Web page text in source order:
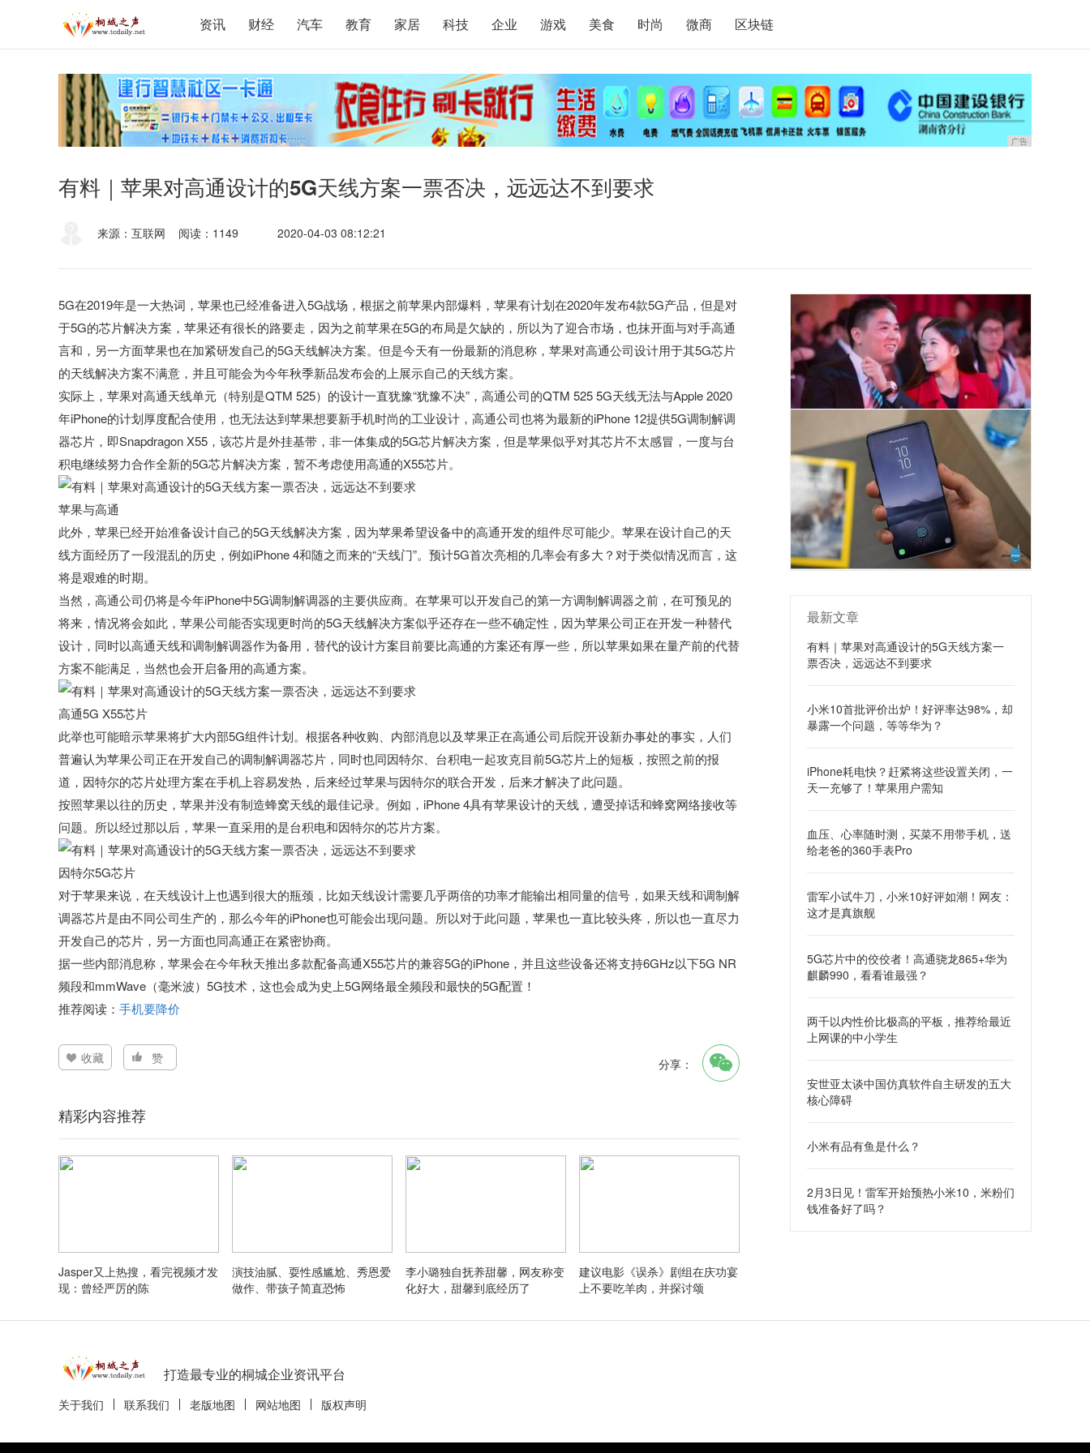
资讯 财经 汽车 教育 家居 科技 企业 游戏 美食 时尚 微商 区块链
广告
有料｜苹果对高通设计的5G天线方案一票否决，远远达不到要求
来源：互联网 阅读：1149 2020-04-03 08:12:21
5G在2019年是一大热词，苹果也已经准备进入5G战场，根据之前苹果内部爆料，苹果有计划在2020年发布4款5G产品，但是对
于5G的芯片解决方案，苹果还有很长的路要走，因为之前苹果在5G的布局是欠缺的，所以为了迎合市场，也抹开面与对手高通
言和，另一方面苹果也在加紧研发自己的5G天线解决方案。但是今天有一份最新的消息称，苹果对高通公司设计用于其5G芯片
的天线解决方案不满意，并且可能会为今年秋季新品发布会的上展示自己的天线方案。
实际上，苹果对高通天线单元（特别是QTM 525）的设计一直犹豫“犹豫不决”，高通公司的QTM 525 5G天线无法与Apple 2020
年iPhone的计划厚度配合使用，也无法达到苹果想要新手机时尚的工业设计，高通公司也将为最新的iPhone 12提供5G调制解调
器芯片，即Snapdragon X55，该芯片是外挂基带，非一体集成的5G芯片解决方案，但是苹果似乎对其芯片不太感冒，一度与台
积电继续努力合作全新的5G芯片解决方案，暂不考虑使用高通的X55芯片。
苹果与高通
此外，苹果已经开始准备设计自己的5G天线解决方案，因为苹果希望设备中的高通开发的组件尽可能少。苹果在设计自己的天
线方面经历了一段混乱的历史，例如iPhone 4和随之而来的“天线门”。预计5G首次亮相的几率会有多大？对于类似情况而言，这
将是艰难的时期。
当然，高通公司仍将是今年iPhone中5G调制解调器的主要供应商。在苹果可以开发自己的第一方调制解调器之前，在可预见的
将来，情况将会如此，苹果公司能否实现更时尚的5G天线解决方案似乎还存在一些不确定性，因为苹果公司正在开发一种替代
设计，同时以高通天线和调制解调器作为备用，替代的设计方案目前要比高通的方案还有厚一些，所以苹果如果在量产前的代替
方案不能满足，当然也会开启备用的高通方案。
高通5G X55芯片
此举也可能暗示苹果将扩大内部5G组件计划。根据各种收购、内部消息以及苹果正在高通公司后院开设新办事处的事实，人们
普遍认为苹果公司正在开发自己的调制解调器芯片，同时也同因特尔、台积电一起攻克目前5G芯片上的短板，按照之前的报
道，因特尔的芯片处理方案在手机上容易发热，后来经过苹果与因特尔的联合开发，后来才解决了此问题。
按照苹果以往的历史，苹果并没有制造蜂窝天线的最佳记录。例如，iPhone 4具有苹果设计的天线，遭受掉话和蜂窝网络接收等
问题。所以经过那以后，苹果一直采用的是台积电和因特尔的芯片方案。
因特尔5G芯片
对于苹果来说，在天线设计上也遇到很大的瓶颈，比如天线设计需要几乎两倍的功率才能输出相同量的信号，如果天线和调制解
调器芯片是由不同公司生产的，那么今年的iPhone也可能会出现问题。所以对于此问题，苹果也一直比较头疼，所以也一直尽力
开发自己的芯片，另一方面也同高通正在紧密协商。
据一些内部消息称，苹果会在今年秋天推出多款配备高通X55芯片的兼容5G的iPhone，并且这些设备还将支持6GHz以下5G NR
频段和mmWave（毫米波）5G技术，这也会成为史上5G网络最全频段和最快的5G配置！
推荐阅读： 手机要降价
收藏 赞 分享：
精彩内容推荐
Jasper又上热搜，看完视频才发
现：曾经严厉的陈
演技油腻、耍性感尴尬、秀恩爱
做作、带孩子简直恐怖
李小璐独自抚养甜馨，网友称变
化好大，甜馨到底经历了
建议电影《误杀》剧组在庆功宴
上不要吃羊肉，并探讨颂
最新文章
有料｜苹果对高通设计的5G天线方案一
票否决，远远达不到要求
小米10首批评价出炉！好评率达98%，却
暴露一个问题，等等华为？
iPhone耗电快？赶紧将这些设置关闭，一
天一充够了！苹果用户需知
血压、心率随时测，买菜不用带手机，送
给老爸的360手表Pro
雷军小试牛刀，小米10好评如潮！网友：
这才是真旗舰
5G芯片中的佼佼者！高通骁龙865+华为
麒麟990，看看谁最强？
两千以内性价比极高的平板，推荐给最近
上网课的中小学生
安世亚太谈中国仿真软件自主研发的五大
核心障碍
小米有品有鱼是什么？
2月3日见！雷军开始预热小米10，米粉们
钱准备好了吗？
打造最专业的桐城企业资讯平台
关于我们 联系我们 老版地图 网站地图 版权声明